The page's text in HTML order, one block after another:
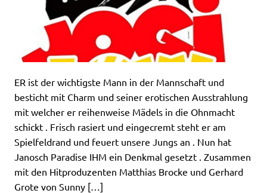
ER ist der wichtigste Mann in der Mannschaft und
besticht mit Charm und seiner erotischen Ausstrahlung
mit welcher er reihenweise Mädels in die Ohnmacht
schickt . Frisch rasiert und eingecremt steht er am
Spielfeldrand und feuert unsere Jungs an . Nun hat
Janosch Paradise IHM ein Denkmal gesetzt . Zusammen
mit den Hitproduzenten Matthias Brocke und Gerhard
Grote von Sunny […]